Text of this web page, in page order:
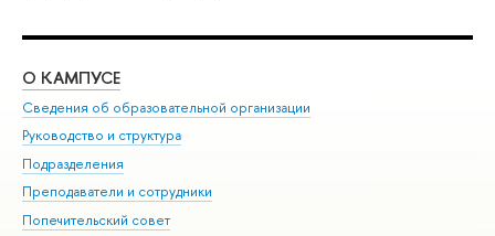
О КАМПУСЕ
Сведения об образовательной организации
Руководство и структура
Подразделения
Преподаватели и сотрудники
Попечительский совет